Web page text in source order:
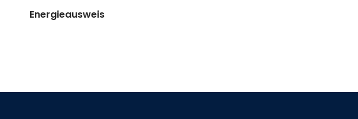
Energieausweis